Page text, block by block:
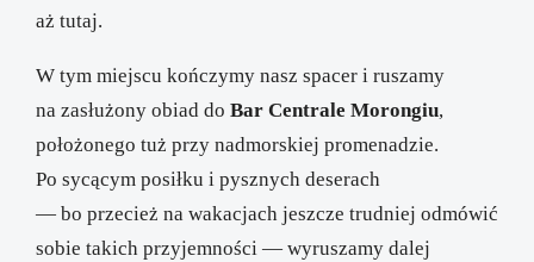
aż tutaj.
W tym miejscu kończymy nasz spacer i ruszamy
na zasłużony obiad do Bar Centrale Morongiu,
położonego tuż przy nadmorskiej promenadzie.
Po sycącym posiłku i pysznych deserach
— bo przecież na wakacjach jeszcze trudniej odmówić
sobie takich przyjemności — wyruszamy dalej